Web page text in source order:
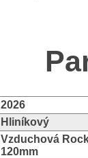
2026
Hliníkový
Vzduchová
120mm